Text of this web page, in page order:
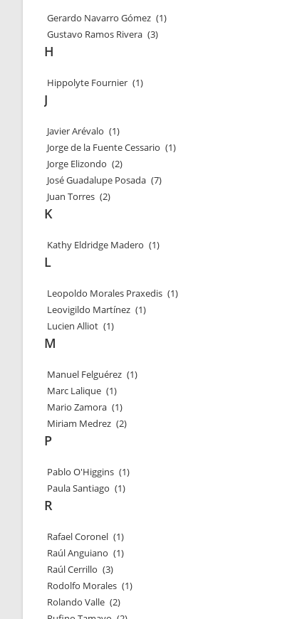
Gerardo Navarro Gómez (1)
Gustavo Ramos Rivera (3)
H
Hippolyte Fournier (1)
J
Javier Arévalo (1)
Jorge de la Fuente Cessario (1)
Jorge Elizondo (2)
José Guadalupe Posada (7)
Juan Torres (2)
K
Kathy Eldridge Madero (1)
L
Leopoldo Morales Praxedis (1)
Leovigildo Martínez (1)
Lucien Alliot (1)
M
Manuel Felguérez (1)
Marc Lalique (1)
Mario Zamora (1)
Miriam Medrez (2)
P
Pablo O'Higgins (1)
Paula Santiago (1)
R
Rafael Coronel (1)
Raúl Anguiano (1)
Raúl Cerrillo (3)
Rodolfo Morales (1)
Rolando Valle (2)